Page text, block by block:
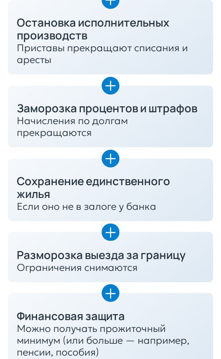
Остановка исполнительных
производств
Приставы прекращают списания и
аресты
Заморозка процентов и штрафов
Начисления по долгам
прекращаются
Сохранение единственного
жилья
Если оно не в залоге у банка
Разморозка выезда за границу
Ограничения снимаются
Финансовая защита
Можно получать прожиточный
минимум (или больше — например,
пенсии, пособия)